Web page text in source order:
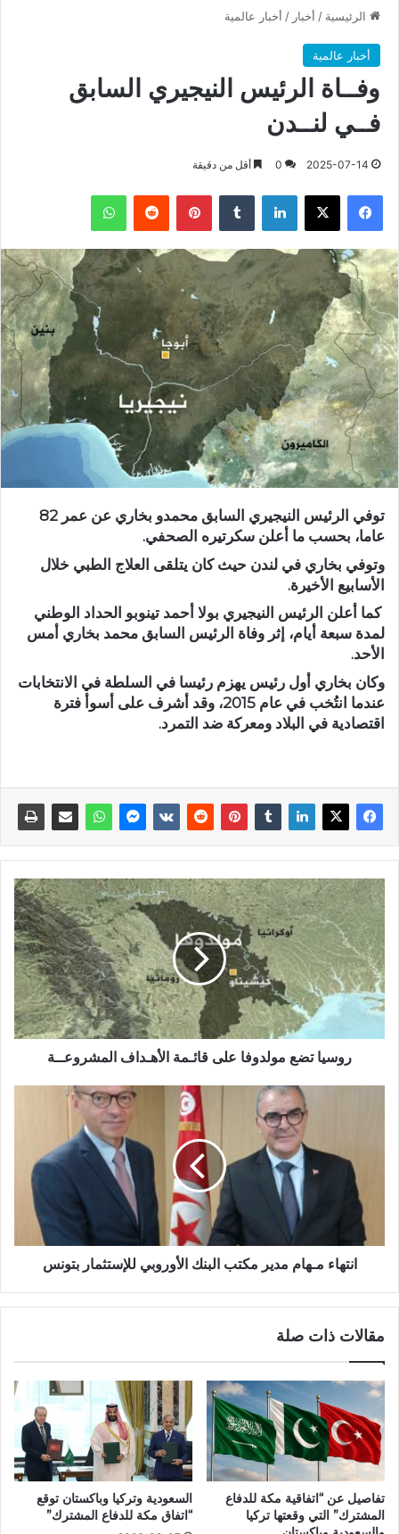
الرئيسية / أخبار / أخبار عالمية
أخبار عالمية
وفــاة الرئيس النيجيري السابق
فــي لنــدن
2025-07-14
0 أقل من دقيقة
فيسبوك X لينكدإن بينتيريست واتساب
توفي الرئيس النيجيري السابق محمدو بخاري عن عمر 82
عاما، بحسب ما أعلن سكرتيره الصحفي.
وتوفي بخاري في لندن حيث كان يتلقى العلاج الطبي خلال
الأسابيع الأخيرة.
كما أعلن الرئيس النيجيري بولا أحمد تينوبو الحداد الوطني
لمدة سبعة أيام، إثر وفاة الرئيس السابق محمد بخاري أمس
الأحد.
وكان بخاري أول رئيس يهزم رئيسا في السلطة في الانتخابات
عندما انتُخب في عام 2015، وقد أشرف على أسوأ فترة
اقتصادية في البلاد ومعركة ضد التمرد.
روسيا تضع مولدوفا على قائـمة الأهـداف المشروعــة
انتهاء مـهام مدير مكتب البنك الأوروبي للإستثمار بتونس
مقالات ذات صلة
تفاصيل عن “اتفاقية مكة للدفاع
المشترك” التي وقعتها تركيا
السعودية وتركيا وباكستان توقع
“اتفاق مكة للدفاع المشترك”